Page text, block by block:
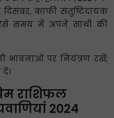
काफी संतुष्टिदायक
समय में अपने साथी की
भावनाओं पर नियंत्रण रखें;
राशिफल
2024